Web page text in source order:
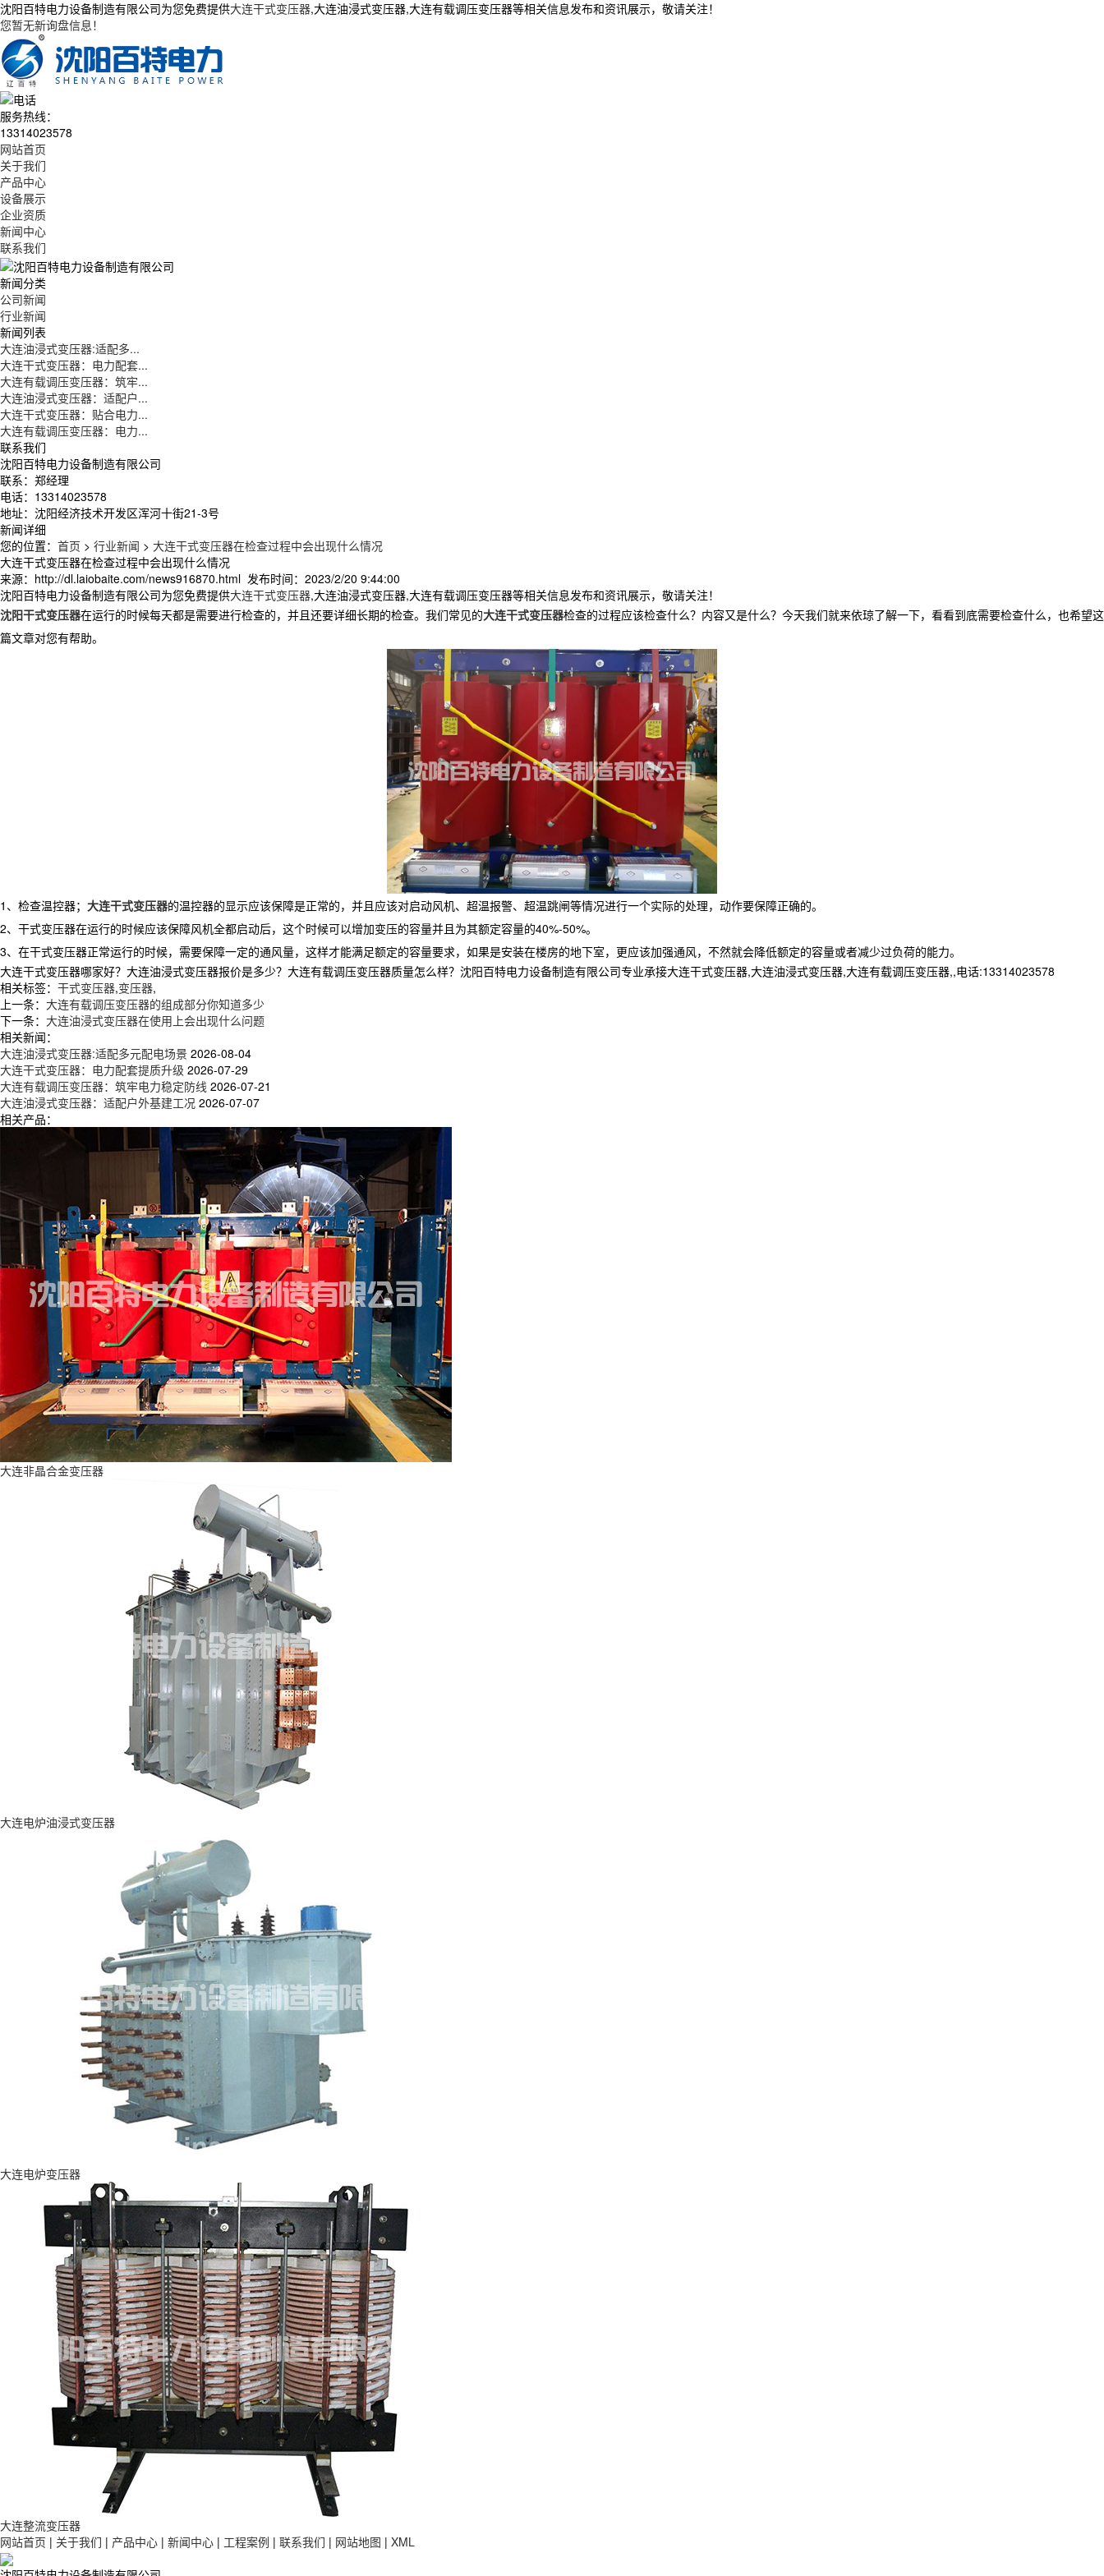
沈阳百特电力设备制造有限公司为您免费提供大连干式变压器,大连油浸式变压器,大连有载调压变压器等相关信息发布和资讯展示，敬请关注！
您暂无新询盘信息！
服务热线：
13314023578
网站首页
关于我们
产品中心
设备展示
企业资质
新闻中心
联系我们
新闻分类
公司新闻
行业新闻
新闻列表
大连油浸式变压器:适配多...
大连干式变压器：电力配套...
大连有载调压变压器：筑牢...
大连油浸式变压器：适配户...
大连干式变压器：贴合电力...
大连有载调压变压器：电力...
联系我们
沈阳百特电力设备制造有限公司
联系：郑经理
电话：13314023578
地址：沈阳经济技术开发区浑河十街21-3号
新闻详细
您的位置： 首页 > 行业新闻 > 大连干式变压器在检查过程中会出现什么情况
大连干式变压器在检查过程中会出现什么情况
来源：http://dl.laiobaite.com/news916870.html 发布时间：2023/2/20 9:44:00
沈阳百特电力设备制造有限公司为您免费提供大连干式变压器,大连油浸式变压器,大连有载调压变压器等相关信息发布和资讯展示，敬请关注！
沈阳干式变压器在运行的时候每天都是需要进行检查的，并且还要详细长期的检查。我们常见的大连干式变压器检查的过程应该检查什么？内容又是什么？今天我们就来依琼了解一下，看看到底需要检查什么，也希望这
篇文章对您有帮助。
1、检查温控器； 大连干式变压器的温控器的显示应该保障是正常的，并且应该对启动风机、超温报警、超温跳闸等情况进行一个实际的处理，动作要保障正确的。
2、干式变压器在运行的时候应该保障风机全都启动后，这个时候可以增加变压的容量并且为其额定容量的40%-50%。
3、在干式变压器正常运行的时候，需要保障一定的通风量，这样才能满足额定的容量要求，如果是安装在楼房的地下室，更应该加强通风，不然就会降低额定的容量或者减少过负荷的能力。
大连干式变压器哪家好？大连油浸式变压器报价是多少？大连有载调压变压器质量怎么样？沈阳百特电力设备制造有限公司专业承接大连干式变压器,大连油浸式变压器,大连有载调压变压器,,电话:13314023578
相关标签： 干式变压器,变压器,
上一条： 大连有载调压变压器的组成部分你知道多少
下一条： 大连油浸式变压器在使用上会出现什么问题
相关新闻：
大连油浸式变压器:适配多元配电场景 2026-08-04
大连干式变压器：电力配套提质升级 2026-07-29
大连有载调压变压器：筑牢电力稳定防线 2026-07-21
大连油浸式变压器：适配户外基建工况 2026-07-07
相关产品：
大连非晶合金变压器
大连电炉油浸式变压器
大连电炉变压器
大连整流变压器
网站首页 | 关于我们 | 产品中心 | 新闻中心 | 工程案例 | 联系我们 | 网站地图 | XML